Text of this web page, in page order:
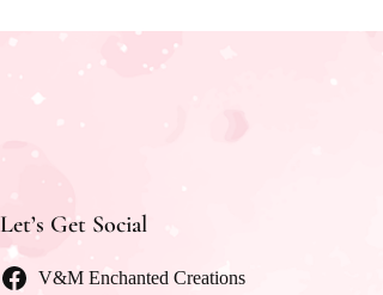
Let’s Get Social
V&M Enchanted Creations